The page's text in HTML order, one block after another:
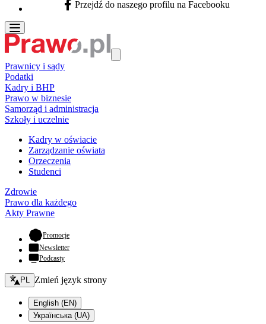
Facebook - otwiera się w nowej karcie
Przejdź do naszego profilu na Facebooku
Prawnicy i sądy
Podatki
Kadry i BHP
Prawo w biznesie
Samorząd i administracja
Szkoły i uczelnie
Kadry w oświacie
Zarządzanie oświatą
Orzeczenia
Studenci
Zdrowie
Prawo dla każdego
Akty Prawne
Promocje- otwiera się w nowej karcie
Newsletter
Podcasty
Zmień język - bieżący:
PL Zmień język strony
English (EN)
Українська (UA)